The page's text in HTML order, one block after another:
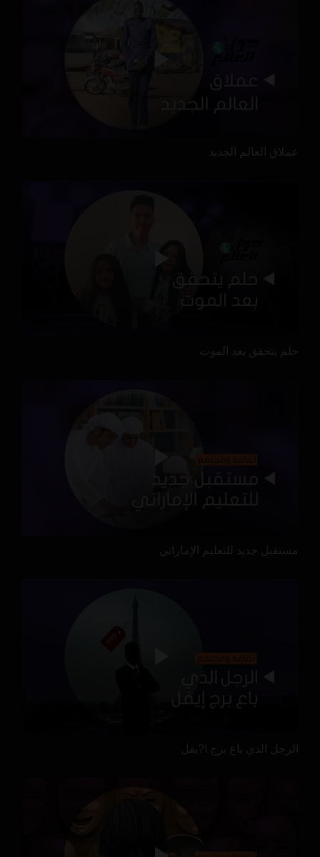
عملاق العالم الجديد
حلم يتحقق بعد الموت
مستقبل جديد للتعليم الإماراتي
الرجل الذي باع برج ا?يفل